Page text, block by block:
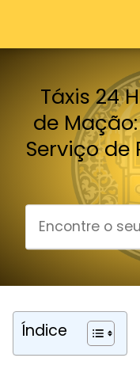
Táxis 24
de
Serviço de
Índice